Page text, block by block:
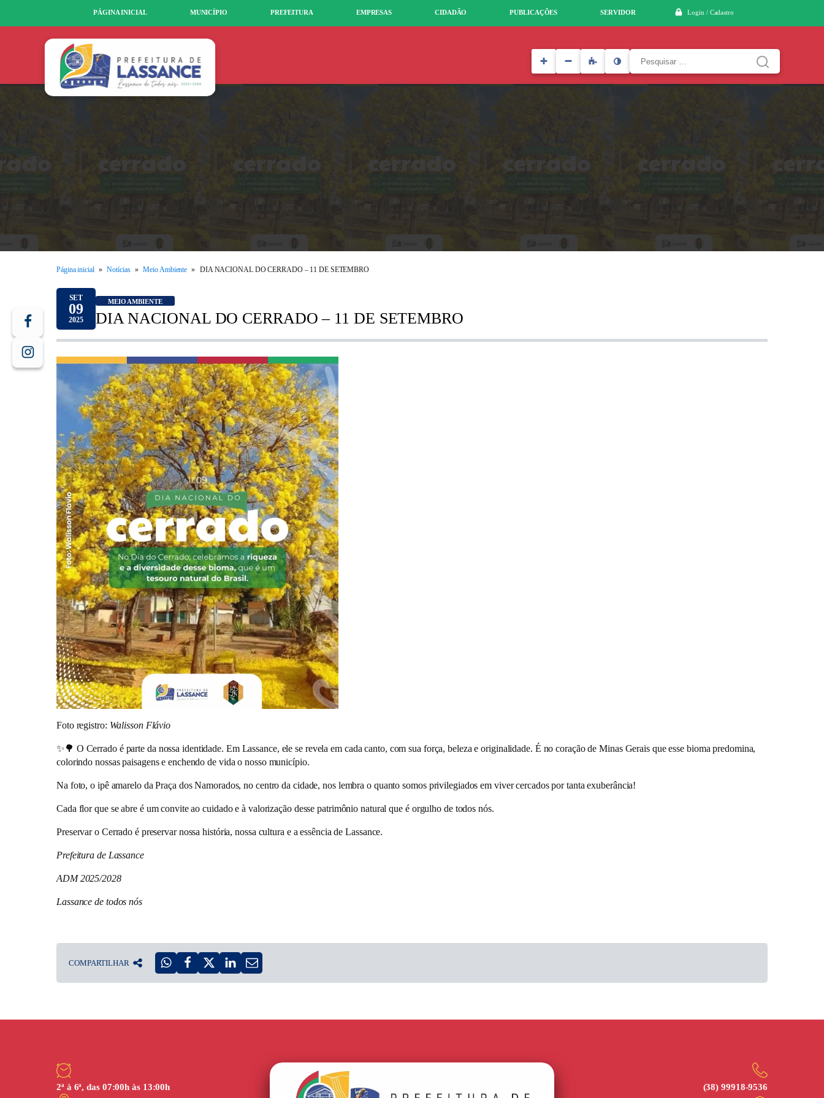
PÁGINA INICIAL MUNICÍPIO PREFEITURA EMPRESAS CIDADÃO PUBLICAÇÕES SERVIDOR Login / Cadastro
Pesquisar
Página inicial » Notícias » Meio Ambiente » DIA NACIONAL DO CERRADO – 11 DE SETEMBRO
SET
09
2025
MEIO AMBIENTE
DIA NACIONAL DO CERRADO – 11 DE SETEMBRO
Foto registro: Walisson Flávio
✨🌳 O Cerrado é parte da nossa identidade. Em Lassance, ele se revela em cada canto, com sua força, beleza e originalidade. É no coração de Minas Gerais que esse bioma predomina,
colorindo nossas paisagens e enchendo de vida o nosso município.
Na foto, o ipê amarelo da Praça dos Namorados, no centro da cidade, nos lembra o quanto somos privilegiados em viver cercados por tanta exuberância!
Cada flor que se abre é um convite ao cuidado e à valorização desse patrimônio natural que é orgulho de todos nós.
Preservar o Cerrado é preservar nossa história, nossa cultura e a essência de Lassance.
Prefeitura de Lassance
ADM 2025/2028
Lassance de todos nós
COMPARTILHAR
2ª à 6ª, das 07:00h às 13:00h (38) 99918‑9536